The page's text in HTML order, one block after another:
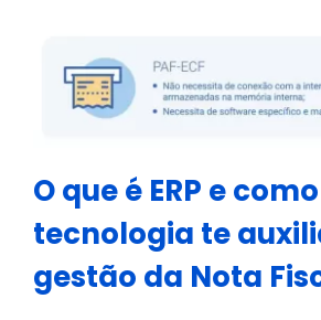
O que é ERP e
tecnologia te
gestão da Nota